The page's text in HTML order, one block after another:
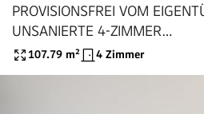
PROVISIONSFREI VOM
UNSANIERTE 4-ZIMMER
ALTBAUWOHNUNG IN DER
107.79 m² 4 Zimmer